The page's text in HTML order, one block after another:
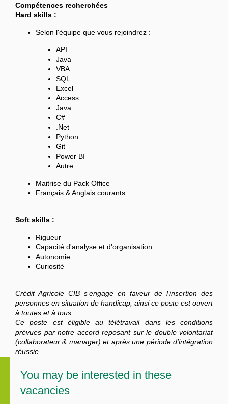
Compétences recherchées
Hard skills :
Selon l'équipe que vous rejoindrez :
API
Java
VBA
SQL
Excel
Access
Java
C#
.Net
Python
Git
Power BI
Autre
Maitrise du Pack Office
Français & Anglais courants
Soft skills :
Rigueur
Capacité d'analyse et d'organisation
Autonomie
Curiosité
Crédit Agricole CIB s’engage en faveur de l’insertion des
personnes en situation de handicap, ainsi ce poste est ouvert
à toutes et à tous.
Ce poste est éligible au télétravail dans les conditions
prévues par notre accord reposant sur le double volontariat
(collaborateur & manager) et après une période d’intégration
réussie
You may be interested in these
vacancies